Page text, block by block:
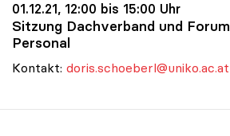
01.12.21, 12:00 bis 15:00 Uhr
Sitzung Dachverband und Forum
Personal
Kontakt: doris.schoeberl@uniko.ac.at